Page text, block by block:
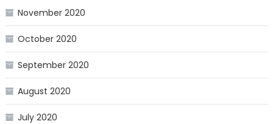
November 2020
October 2020
September 2020
August 2020
July 2020